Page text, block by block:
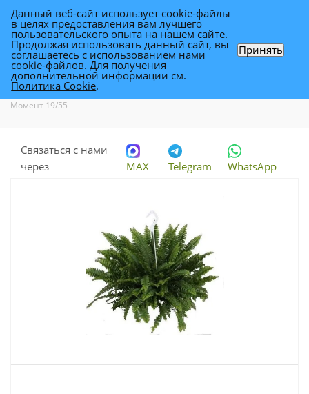
Нефролепис Грин Момент 19/55
Каталог - Растения -
Момент 19/55
Связаться с нами
через
MAX Telegram WhatsApp
Данный веб-сайт использует cookie-файлы
в целях предоставления вам лучшего
пользовательского опыта на нашем сайте.
Продолжая использовать данный сайт, вы
соглашаетесь с использованием нами
cookie-файлов. Для получения
дополнительной информации см.
Политика Cookie.
Принять